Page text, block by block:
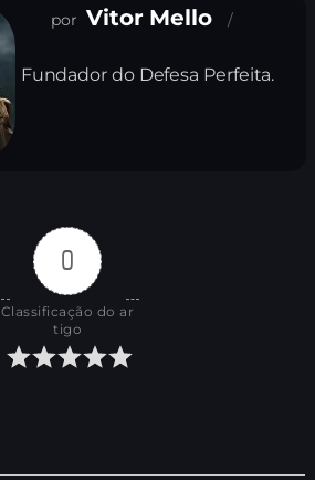
Vitor Mello
Fundador do Defesa Perfeita.
0
Classificação do ar
tigo